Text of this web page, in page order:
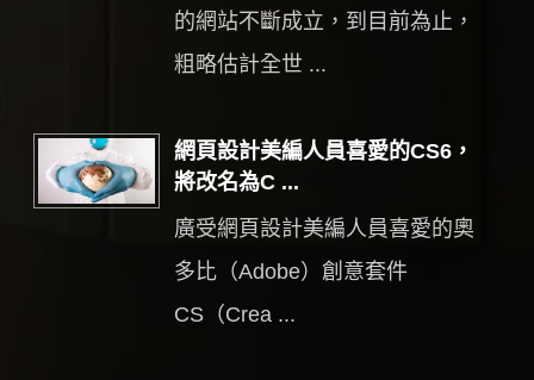
的網站不斷成立，到目前為止，
粗略估計全世 ...
網頁設計美編人員喜愛的CS6，
將改名為C ...
廣受網頁設計美編人員喜愛的奧
多比（Adobe）創意套件
CS（Crea ...